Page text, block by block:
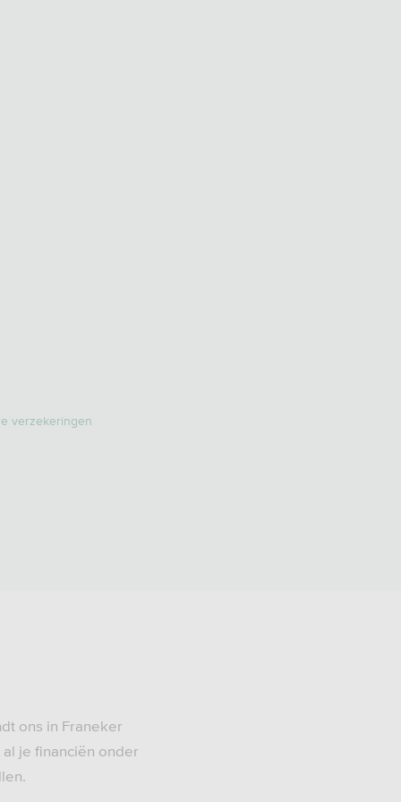
verzekeringen
ons in Franeker
je financiën onder